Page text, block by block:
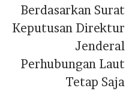
Berdasarkan Surat
Keputusan Direktur
Jenderal
Perhubungan Laut
Tetap Saja